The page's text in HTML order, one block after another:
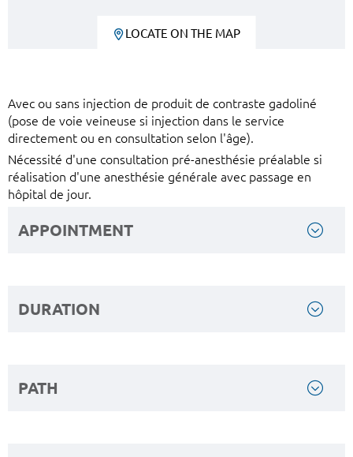
LOCATE ON THE MAP
Avec ou sans injection de produit de contraste gadoliné
(pose de voie veineuse si injection dans le service
directement ou en consultation selon l'âge).
Nécessité d'une consultation pré-anesthésie préalable si
réalisation d'une anesthésie générale avec passage en
hôpital de jour.
APPOINTMENT
DURATION
PATH